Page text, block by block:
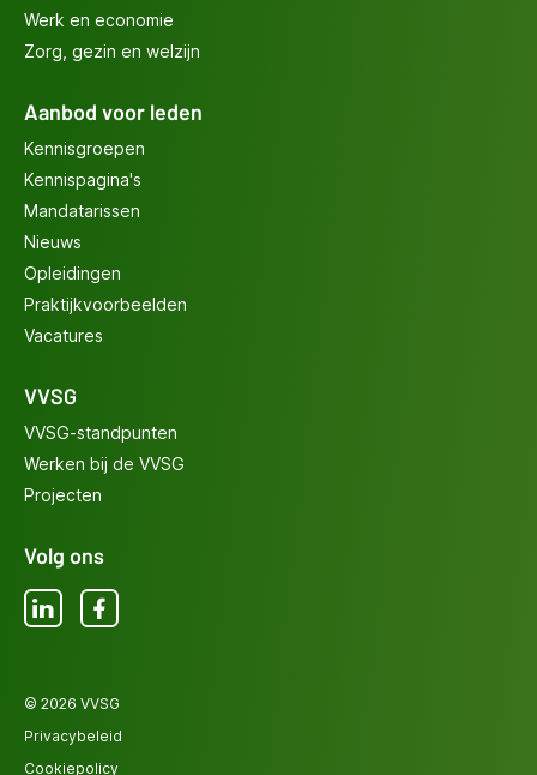
Werk en economie
Zorg, gezin en welzijn
Aanbod voor leden
Kennisgroepen
Kennispagina's
Mandatarissen
Nieuws
Opleidingen
Praktijkvoorbeelden
Vacatures
VVSG
VVSG-standpunten
Werken bij de VVSG
Projecten
Volg ons
LinkedInFacebook
© 2026 VVSG
Privacybeleid
Cookiepolicy